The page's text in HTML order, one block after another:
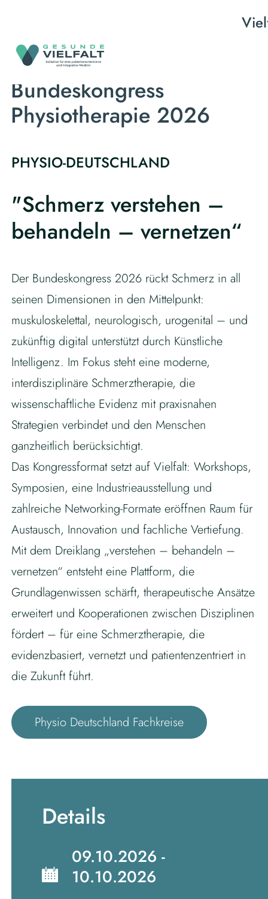
Bundeskongress
Physiotherapie 2026
PHYSIO-DEUTSCHLAND
"Schmerz verstehen –
behandeln – vernetzen“
Der Bundeskongress 2026 rückt Schmerz in all
seinen Dimensionen in den Mittelpunkt:
muskuloskelettal, neurologisch, urogenital – und
zukünftig digital unterstützt durch Künstliche
Intelligenz. Im Fokus steht eine moderne,
interdisziplinäre Schmerztherapie, die
wissenschaftliche Evidenz mit praxisnahen
Strategien verbindet und den Menschen
ganzheitlich berücksichtigt.
Das Kongressformat setzt auf Vielfalt: Workshops,
Symposien, eine Industrieausstellung und
zahlreiche Networking-Formate eröffnen Raum für
Austausch, Innovation und fachliche Vertiefung.
Mit dem Dreiklang „verstehen – behandeln –
vernetzen“ entsteht eine Plattform, die
Grundlagenwissen schärft, therapeutische Ansätze
erweitert und Kooperationen zwischen Disziplinen
fördert – für eine Schmerztherapie, die
evidenzbasiert, vernetzt und patientenzentriert in
die Zukunft führt.
Physio Deutschland Fachkreise
Details
09.10.2026 -
10.10.2026